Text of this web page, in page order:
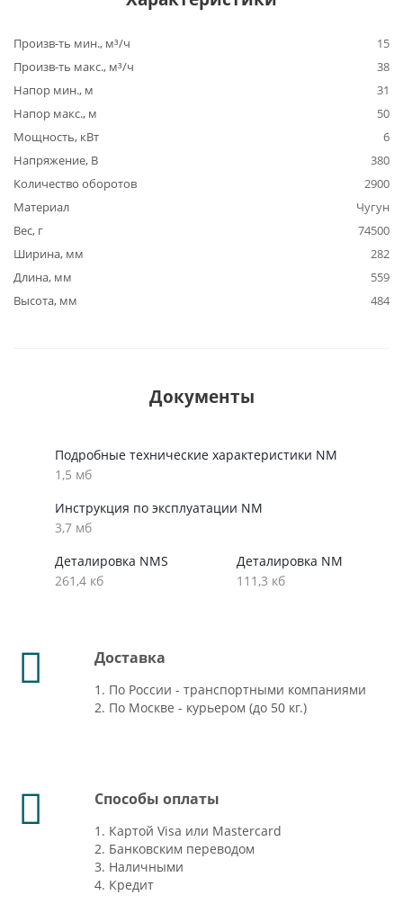
Произв-ть мин., м³/ч
15
Произв-ть макс., м³/ч
38
Напор мин., м
31
Напор макс., м
50
Мощность, кВт
6
Напряжение, В
380
Количество оборотов
2900
Материал
Чугун
Вес, г
74500
Ширина, мм
282
Длина, мм
559
Высота, мм
484
Документы
Подробные технические характеристики NM
1,5 мб
Инструкция по эксплуатации NM
3,7 мб
Деталировка NMS
261,4 кб
Деталировка NM
111,3 кб
Доставка
1. По России - транспортными компаниями
2. По Москве - курьером (до 50 кг.)
Способы оплаты
1. Картой Visa или Mastercard
2. Банковским переводом
3. Наличными
4. Кредит